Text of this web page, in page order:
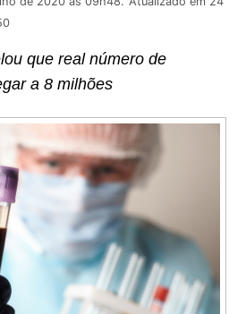
que real número de
a 8 milhões